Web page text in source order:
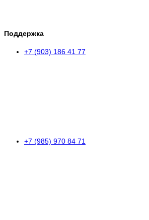
Поддержка
+7 (903) 186 41 77
+7 (985) 970 84 71